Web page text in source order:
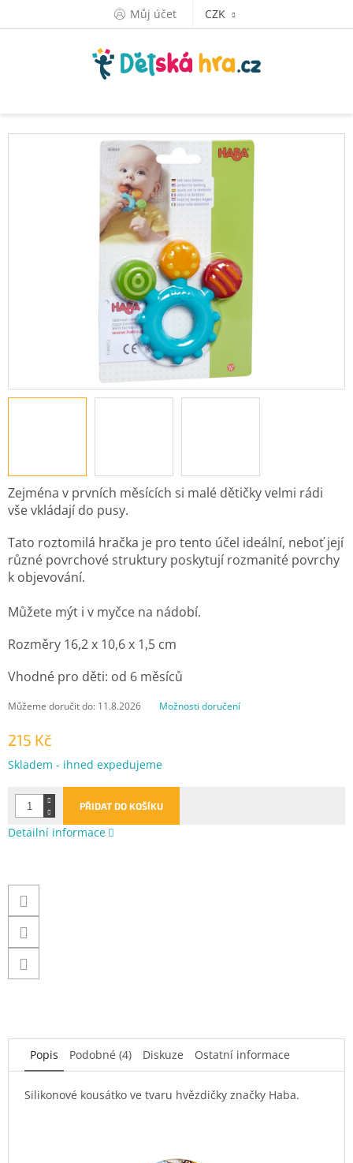
Můj účet CZK
215 Kč
Měrná
Skladem - ihned expedujeme
Můžeme doručit do: 11.8.2026 Možnosti doručení
PŘIDAT DO KOŠÍKU
Zejména v prvních měsících si malé dětičky velmi rádi
vše vkládají do pusy.
Tato roztomilá hračka je pro tento účel ideální, neboť její
různé povrchové struktury poskytují rozmanité povrchy
k objevování.
Můžete mýt i v myčce na nádobí.
Rozměry 16,2 x 10,6 x 1,5 cm
Vhodné pro děti: od 6 měsíců
Detailní informace
Popis Podobné (4) Diskuze Ostatní informace
Silikonové kousátko ve tvaru hvězdičky značky Haba.